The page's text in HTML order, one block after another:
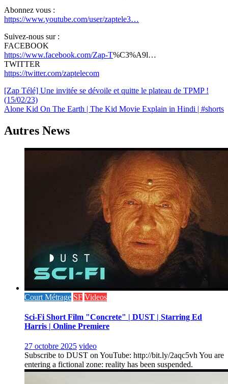
Abonnez vous :
https://www.youtube.com/user/zaptele3…
Suivez-nous sur :
FACEBOOK
https://www.facebook.com/Zap-T%C3%A9l…
TWITTER
https://twitter.com/zaptelecom
Navigation
de
[Zap Télé] Une invitée se dévoile et quitte le plateau de TPMP !
(15/02/23)
Alone Kid On The Earth | The Kid Movie Explain in Hindi | #shorts
Autres News
Court Métrage SF Videos
Sci-Fi Short Film "Concrete" | DUST | Starring Ed
Harris | Online Premiere
27 octobre 2025 video
Subscribe to DUST on YouTube: http://bit.ly/2aqc5vh You are
entering a fictional zone: reality has been suspended.